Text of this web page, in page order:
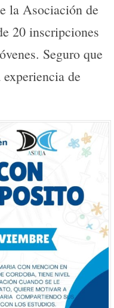
la Asociación de
20 inscripciones
Seguro que
de